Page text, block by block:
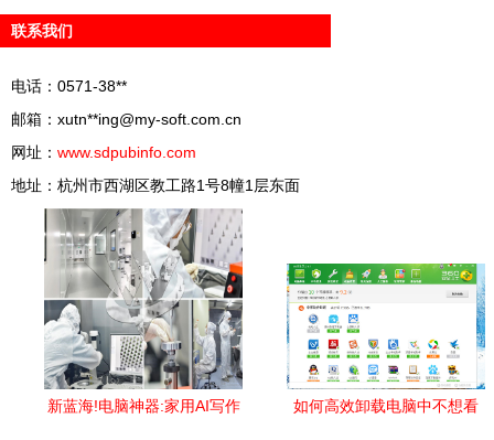
联系我们
电话：0571-38**
邮箱：xutn**ing@my-soft.com.cn
网址： www.sdpubinfo.com
地址：杭州市西湖区教工路1号8幢1层东面
新蓝海!电脑神器:家用AI写作
如何高效卸载电脑中不想看